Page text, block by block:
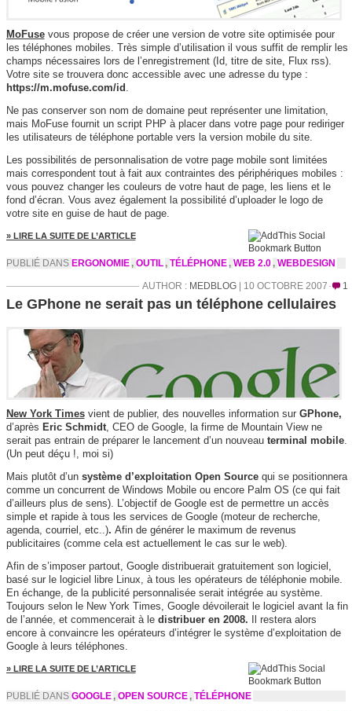
MoFusevous propose de créer une version de votre site optimisée pour
les téléphones mobiles. Très simple d’utilisation il vous suffit de remplir les
champs nécessaires lors de l’enregistrement (Id, titre de site, Flux rss).
Votre site se trouvera donc accessible avec une adresse du type :
https://m.mofuse.com/id .
Ne pas conserver son nom de domaine peut représenter une limitation,
mais MoFuse fournit un script PHP à placer dans votre page pour rediriger
les utilisateurs de téléphone portable vers la version mobile du site.
Les possibilités de personnalisation de votre page mobile sont limitées
mais correspondent tout à fait aux contraintes des périphériques mobiles :
vous pouvez changer les couleurs de votre haut de page, les liens et le
fond d’écran. Vous avez également la possibilité d’uploader le logo de
votre site en guise de haut de page.
» LIRE LA SUITE DE L’ARTICLE
PUBLIÉ DANS ERGONOMIE , OUTIL , TÉLÉPHONE , WEB 2.0 , WEBDESIGN
AUTHOR : MEDBLOG| 10 OCTOBRE 2007 1
Le GPhone ne serait pas un téléphone cellulaires
New York Timesvient de publier, des nouvelles information sur GPhone,
d’après Eric Schmidt, CEO de Google, la firme de Mountain View ne
serait pas entrain de préparer le lancement d’un nouveau terminal mobile.
(Un peut déçu !, moi si)
Mais plutôt d’un système d’exploitation Open Sourcequi se positionnera
comme un concurrent de Windows Mobile ou encore Palm OS (ce qui fait
d’ailleurs plus de sens). L’objectif de Google est de permettre un accès
simple et rapide à tous les services de Google (moteur de recherche,
agenda, courriel, etc..). Afin de générer le maximum de revenus
publicitaires (comme cela est actuellement le cas sur le web).
Afin de s’imposer partout, Google distribuerait gratuitement son logiciel,
basé sur le logiciel libre Linux, à tous les opérateurs de téléphonie mobile.
En échange, de la publicité personnalisée serait intégrée au système.
Toujours selon le New York Times, Google dévoilerait le logiciel avant la fin
de l’année, et commencerait à le distribuer en 2008. Il restera alors
encore à convaincre les opérateurs d’intégrer le système d’exploitation de
Google à leurs téléphones.
» LIRE LA SUITE DE L’ARTICLE
PUBLIÉ DANS GOOGLE , OPEN SOURCE , TÉLÉPHONE